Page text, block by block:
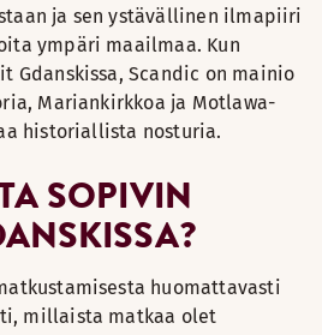
ja sen ystävällinen ilmapiiri
ympäri maailmaa. Kun
Gdanskissa, Scandic on mainio
Mariankirkkoa ja Motlawa-
historiallista nosturia.
SOPIVIN
huomattavasti
millaista matkaa olet